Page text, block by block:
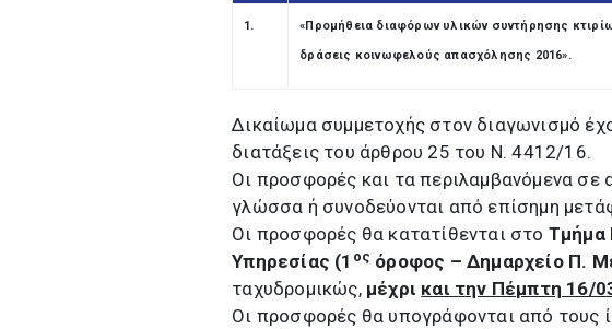
1. «Προμήθεια διαφόρων υλικών συντήρησης
δράσεις κοινωφελούς απασχόλησης 2016».
Δικαίωμα συμμετοχής στον διαγωνισμό
διατάξεις του άρθρου 25 του Ν. 4412/16.
Οι προσφορές και τα περιλαμβανόμενα σε
γλώσσα ή συνοδεύονται από επίσημη
Οι προσφορές θα κατατίθενται στο Τμήμα
Υπηρεσίας (1 ος όροφος – Δημαρχείο Π.
ταχυδρομικώς, μέχρι και την Πέμπτη 16/
Οι προσφορές θα υπογράφονται από τους